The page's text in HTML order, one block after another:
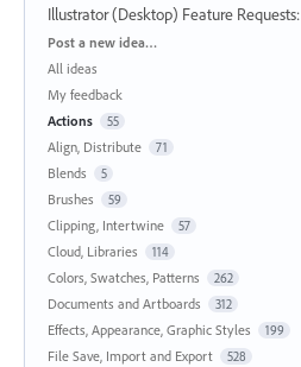
Illustrator (Desktop) Feature Requests:
Categories
Post a new idea…
All ideas
My feedback
Actions
55
Align, Distribute 71
Blends 5
Brushes 59
Clipping, Intertwine 57
Cloud, Libraries 114
Colors, Swatches, Patterns 262
Documents and Artboards 312
Effects, Appearance, Graphic Styles 199
File Save, Import and Export 528